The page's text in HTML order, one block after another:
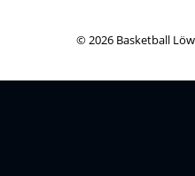
© 2026 Basketball